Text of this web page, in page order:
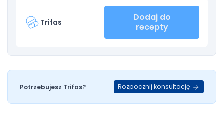
Trifas
Dodaj do
recepty
Potrzebujesz Trifas? Rozpocznij konsultację